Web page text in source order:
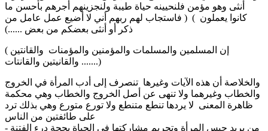
أنثى وهو مؤمن فلنحيينه حياة طيبة ولنجزينهم أجرهم بأحسن ما
كانوا يعملون ) ( فاستجاب لهم ربهم أني لا أضيع عمل عامل من
( إن المسلمين والمسلمات والمؤمنين والمؤمنات والقانتين
والقانيتين والقانتات .......)
والخلاصة أن هذه الآيات وغيرها تنصرف إلى أدب المرأة في الخروج
والخطاب وغيرهما ولا تنهى عن أصل الخروج والخطاب وهي محكمة
ظاهرة المعنى لا يردها تنطع متنطع ولا تورع متورع وهي بذلك ترد
- من يريد حبس المرأة وتحريم مشاركتها في الحياة بحجة درء الفتنة